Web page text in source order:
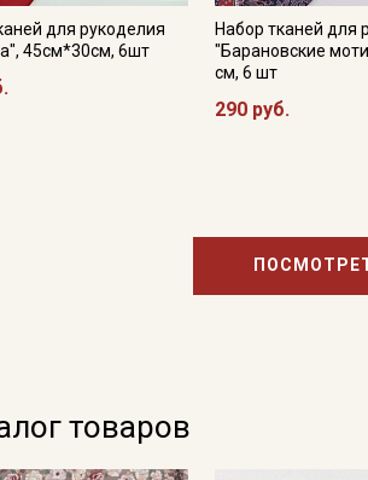
для рукоделия
45см*30см, 6шт
Набор тканей для
"Барановские
см, 6 шт
290 руб.
товаров